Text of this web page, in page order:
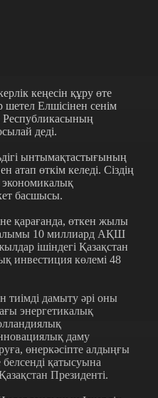
кеңесін құру өте
Елшісінен сенім
Республикасының
деді.
ынтымақтастығының
атап өткім келеді. Сіздің
экономикалық
басшысы.
қарағанда, өткен жылы
10 миллиард АҚШ
ішіндегі Қазақстан
инвестиция көлемі 48
тиімді дамыту әрі оны
энергетикалық
даму
өнеркәсіпте алдыңғы
қатысуына
Президенті.